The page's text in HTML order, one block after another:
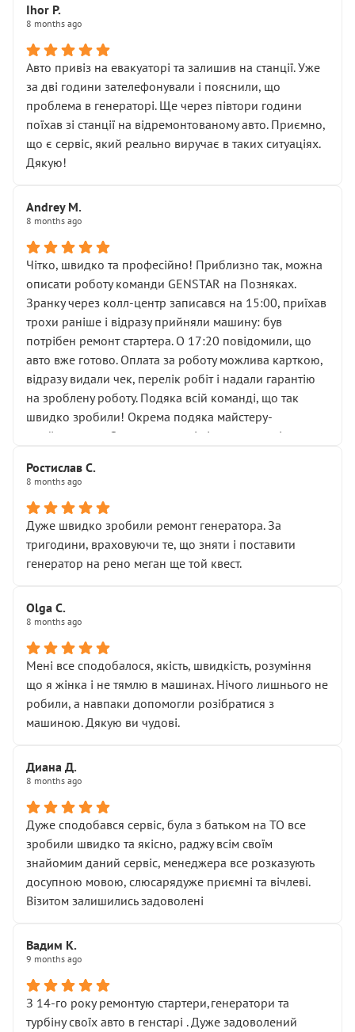
Далі ситуація тільки погіршилась:
• сказали, що тепер “потрібно знімати колеса”
• що біля авто стояти вже не можна
• почали озвучувати купу додаткових робіт без
чіткого пояснення
( ну все зняли та доробили) дякую!
Окремий момент, який виглядає абсурдно:
мені заявили, що бачок гальмівної рідини потрібно
міняти разом із головним гальмівним циліндром у
Для людини, яка хоча б трохи розуміється на техніці,
це звучить як мінімум непрофесійно, а як максимум —
спроба продати дорогий вузол замість елементарних
ущільнювачів.
Що прикро — це не перший мій візит. Раніше міняв у
вас стартер, і тоді сервіс наче справив хороше
враження. Але згодом знайшов декілька гайок під
лобовим склом. Мені пояснили, що це “старі гайки, які
відкручували”, і попросили не хвилюватися. ( надіюсь
новий власник, не застяг в полі))
Але після нинішнього візиту такі дрібниці вже не
здаються дрібницями.
Я — клієнт, який працює на довірі, і саме її цей сервіс
Хотілося б більше:
• належної уваги до авто
• прозорості в роботах і рахунках
• реальної діагностики, а не формального
“подивились і поїхав”
На жаль, складається враження, що сервіс працює не
Стосовно комунікації - все добре
Ihor P.
8 months ago
Авто привіз на евакуаторі та залишив на станції. Уже
за дві години зателефонували і пояснили, що
проблема в генераторі. Ще через півтори години
поїхав зі станції на відремонтованому авто. Приємно,
що є сервіс, який реально виручає в таких ситуаціях.
Дякую!
Andrey M.
8 months ago
Чітко, швидко та професійно! Приблизно так, можна
описати роботу команди GENSTAR на Позняках.
Зранку через колл-центр записався на 15:00, приїхав
трохи раніше і відразу прийняли машину: був
потрібен ремонт стартера. О 17:20 повідомили, що
авто вже готово. Оплата за роботу можлива карткою,
відразу видали чек, перелік робіт і надали гарантію
на зроблену роботу. Подяка всій команді, що так
швидко зробили! Окрема подяка майстеру-
приймальнику Олександру: всі чітко та по суті.
звертатися до цього автосервісу.
Ростислав С.
8 months ago
Дуже швидко зробили ремонт генератора. За
тригодини, враховуючи те, що зняти і поставити
генератор на рено меган ще той квест.
Olga С.
8 months ago
Мені все сподобалося, якість, швидкість, розуміння
що я жінка і не тямлю в машинах. Нічого лишнього не
робили, а навпаки допомогли розібратися з
машиною. Дякую ви чудові.
Диана Д.
8 months ago
Дуже сподобався сервіс, була з батьком на ТО все
зробили швидко та якісно, раджу всім своїм
знайомим даний сервіс, менеджера все розказують
досупною мовою, слюсарядуже приємні та вічлеві.
Візитом залишились задоволені
Вадим К.
9 months ago
З 14-го року ремонтую стартери,генератори та
турбіну своїх авто в генстарі . Дуже задоволений